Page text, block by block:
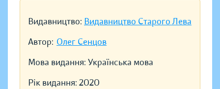
Видавництво: Видавництво Старого Лева
Автор: Олег Сенцов
Мова видання: Українська мова
Рік видання: 2020